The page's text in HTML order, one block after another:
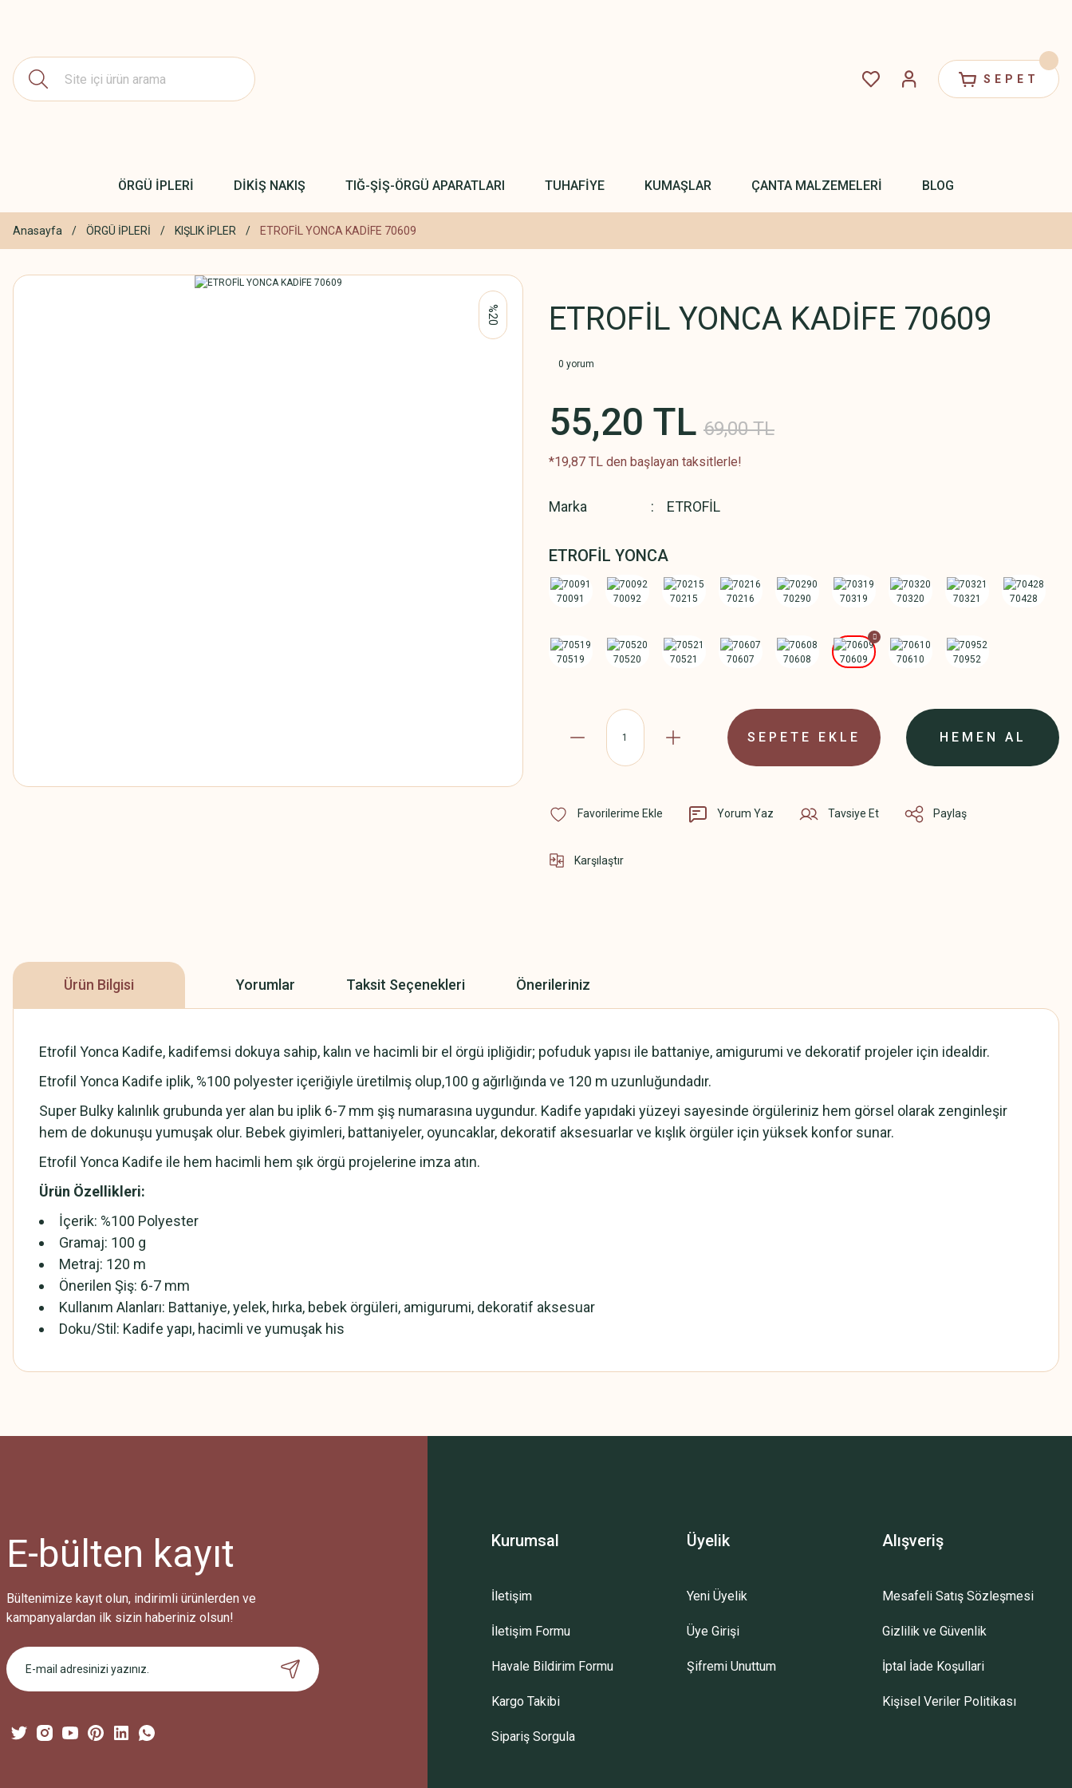
SEPET
ÖRGÜ İPLERİ DİKİŞ NAKIŞ TIĞ-ŞİŞ-ÖRGÜ APARATLARI TUHAFİYE KUMAŞLAR ÇANTA MALZEMELERİ BLOG
Anasayfa ÖRGÜ İPLERİ KIŞLIK İPLER ETROFİL YONCA KADİFE 70609
%20 ETROFİL YONCA KADİFE 70609
0 yorum
55,20 TL 69,00 TL
*19,87 TL den başlayan taksitlerle!
Marka ETROFİL
ETROFİL YONCA
SEPETE EKLE HEMEN AL
Yorum Yaz Tavsiye Et Paylaş
Karşılaştır
Ürün Bilgisi Yorumlar Taksit Seçenekleri Önerileriniz
Etrofil Yonca Kadife, kadifemsi dokuya sahip, kalın ve hacimli bir el örgü ipliğidir; pofuduk yapısı ile battaniye, amigurumi ve dekoratif projeler için idealdir.
Etrofil Yonca Kadife iplik, %100 polyester içeriğiyle üretilmiş olup,100 g ağırlığında ve 120 m uzunluğundadır.
Super Bulky kalınlık grubunda yer alan bu iplik 6-7 mm şiş numarasına uygundur. Kadife yapıdaki yüzeyi sayesinde örgüleriniz hem görsel olarak zenginleşir
hem de dokunuşu yumuşak olur. Bebek giyimleri, battaniyeler, oyuncaklar, dekoratif aksesuarlar ve kışlık örgüler için yüksek konfor sunar.
Etrofil Yonca Kadife ile hem hacimli hem şık örgü projelerine imza atın.
Ürün Özellikleri:
İçerik: %100 Polyester
Gramaj: 100 g
Metraj: 120 m
Önerilen Şiş: 6-7 mm
Kullanım Alanları: Battaniye, yelek, hırka, bebek örgüleri, amigurumi, dekoratif aksesuar
Doku/Stil: Kadife yapı, hacimli ve yumuşak his
Bu ürüne ilk yorumu siz yapın!
Bu ürüne benzer farklı alternatifler olmalı.
Gönder
E-bülten kayıt
Bültenimize kayıt olun, indirimli ürünlerden ve
kampanyalardan ilk sizin haberiniz olsun!
Kurumsal
İletişim
İletişim Formu
Havale Bildirim Formu
Kargo Takibi
Sipariş Sorgula
Üyelik
Yeni Üyelik
Üye Girişi
Şifremi Unuttum
Alışveriş
Mesafeli Satış Sözleşmesi
Gizlilik ve Güvenlik
İptal İade Koşullari
Kişisel Veriler Politikası